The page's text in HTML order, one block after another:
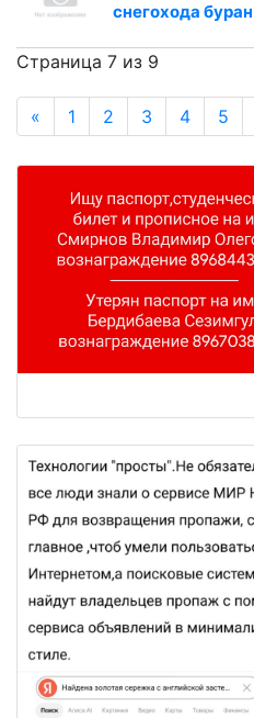
снегохода буран
Страница 7 из 9
« 1 2 3 4 5